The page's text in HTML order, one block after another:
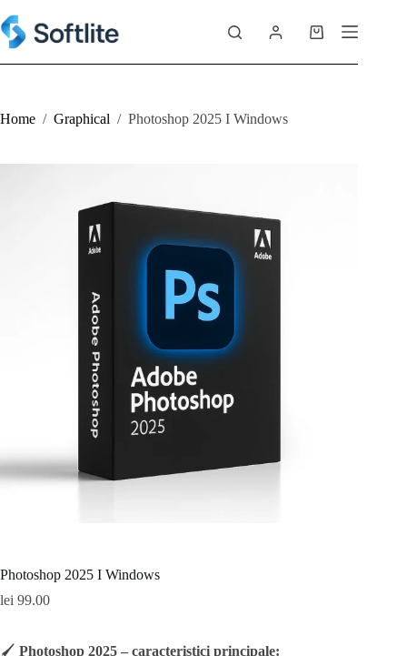
to
content
Shopping
Home / Graphical / Photoshop 2025 I Windows
Photoshop 2025 I Windows
lei 99.00
🖌️ Photoshop 2025 – caracteristici principale: